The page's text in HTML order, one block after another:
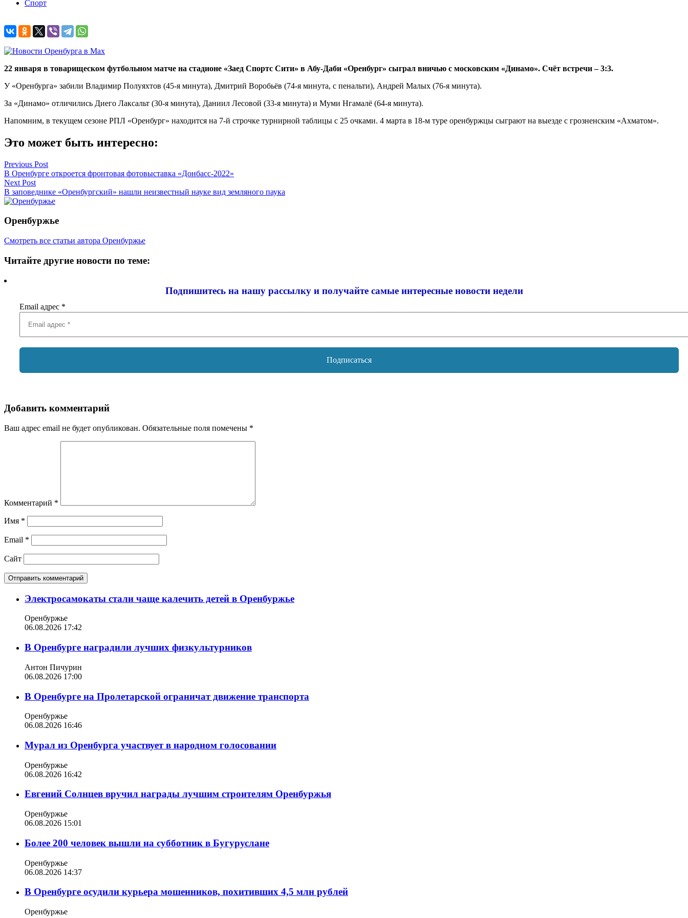
Спорт
22 января в товарищеском футбольном матче на стадионе «Заед Спортс Сити» в Абу-Даби «Оренбург» сыграл вничью с московским «Динамо». Счёт встречи – 3:3.
У «Оренбурга» забили Владимир Полуяхтов (45-я минута), Дмитрий Воробьёв (74-я минута, с пенальти), Андрей Малых (76-я минута).
За «Динамо» отличились Диего Лаксальт (30-я минута), Даниил Лесовой (33-я минута) и Муми Нгамалё (64-я минута).
Напомним, в текущем сезоне РПЛ «Оренбург» находится на 7-й строчке турнирной таблицы с 25 очками. 4 марта в 18-м туре оренбуржцы сыграют на выезде с грозненским «Ахматом».
Это может быть интересно:
Навигация
по
записям
Previous Post
В Оренбурге откроется фронтовая фотовыставка «Донбасс-2022»
Next Post
В заповеднике «Оренбургский» нашли неизвестный науке вид земляного паука
Оренбуржье
Смотреть все статьи автора Оренбуржье
Читайте другие новости по теме:
Подпишитесь на нашу рассылку и получайте самые интересные новости недели
Email адрес *
Добавить комментарий
Ваш адрес email не будет опубликован. Обязательные поля помечены *
Комментарий *
Имя *
Email *
Сайт
Электросамокаты стали чаще калечить детей в Оренбуржье
Оренбуржье
06.08.2026 17:42
В Оренбурге наградили лучших физкультурников
Антон Пичурин
06.08.2026 17:00
В Оренбурге на Пролетарской ограничат движение транспорта
Оренбуржье
06.08.2026 16:46
Мурал из Оренбурга участвует в народном голосовании
Оренбуржье
06.08.2026 16:42
Евгений Солнцев вручил награды лучшим строителям Оренбуржья
Оренбуржье
06.08.2026 15:01
Более 200 человек вышли на субботник в Бугуруслане
Оренбуржье
06.08.2026 14:37
В Оренбурге осудили курьера мошенников, похитивших 4,5 млн рублей
Оренбуржье